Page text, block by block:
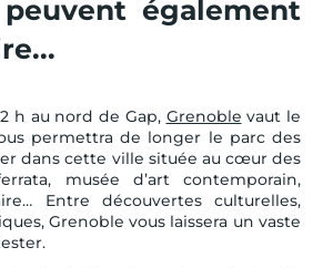
également
h au nord de Gap, Grenoble vaut le
permettra de longer le parc des
dans cette ville située au cœur des
musée d’art contemporain,
Entre découvertes culturelles,
Grenoble vous laissera un vaste